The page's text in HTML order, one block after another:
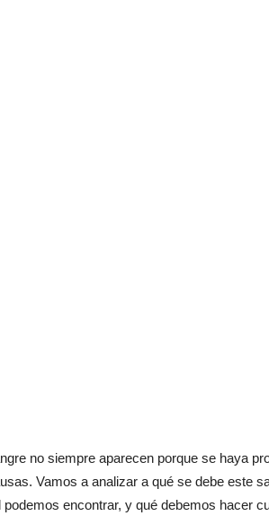
no siempre aparecen porque se haya
Vamos a analizar a qué se debe este
podemos encontrar, y qué debemos hacer